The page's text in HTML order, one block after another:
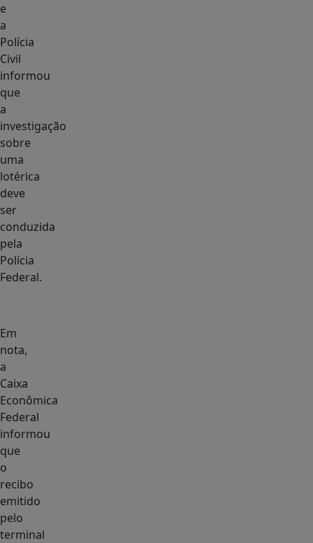
e
a
Polícia
Civil
informou
que
a
investigação
sobre
uma
lotérica
deve
ser
conduzida
pela
Polícia
Federal.
Em
nota,
a
Caixa
Econômica
Federal
informou
que
o
recibo
emitido
pelo
terminal